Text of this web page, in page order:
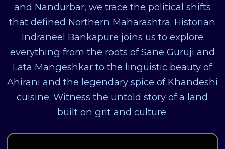
and Nandurbar, we trace the political shifts
that defined Northern Maharashtra. Historian
Indraneel Bankapure joins us to explore
everything from the roots of Sane Guruji and
Lata Mangeshkar to the linguistic beauty of
Ahirani and the legendary spice of Khandeshi
cuisine. Witness the untold story of a land
built on grit and culture.